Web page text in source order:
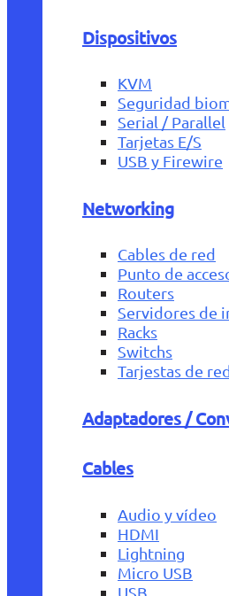
Dispositivos
KVM
Seguridad
Serial / Parallel
Tarjetas E/S
USB y Firewire
Networking
Cables de red
Punto de
Routers
Servidores de
Racks
Switchs
Tarjestas de
Adaptadores /
Cables
Audio y vídeo
HDMI
Lightning
Micro USB
USB